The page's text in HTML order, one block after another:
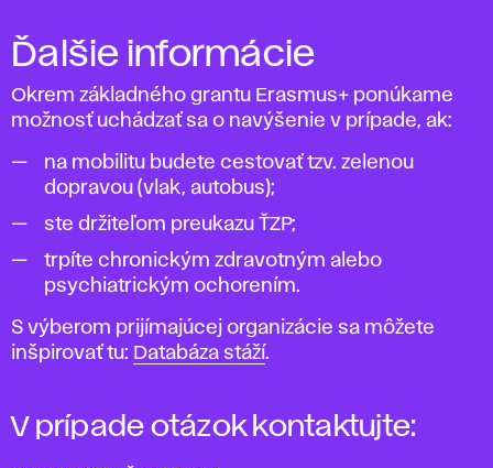
Ďalšie informácie
Okrem základného grantu Erasmus+ ponúkame
možnosť uchádzať sa o navýšenie v prípade, ak:
na mobilitu budete cestovať tzv. zelenou
dopravou (vlak, autobus);
ste držiteľom preukazu ŤZP;
trpíte chronickým zdravotným alebo
psychiatrickým ochorením.
S výberom prijímajúcej organizácie sa môžete
inšpirovať tu: Databáza stáží.
V prípade otázok kontaktujte: